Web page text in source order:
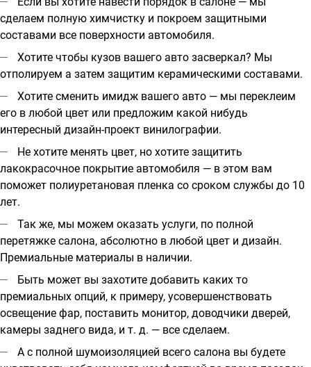
сделаем полную химчистку и покроем защитными
составами все поверхности автомобиля.
Хотите чтобы кузов вашего авто засверкал? Мы
отполируем а затем защитим керамическими составами.
Хотите сменить имидж вашего авто — мы переклеим
его в любой цвет или предложим какой нибудь
интересный дизайн-проект винилографии.
Не хотите менять цвет, но хотите защитить
лакокрасочное покрытие автомобиля — в этом вам
поможет полиуретановая пленка со сроком службы до 10
лет.
Так же, мы можем оказать услуги, по полной
перетяжке салона, абсолютно в любой цвет и дизайн.
Премиальные материалы в наличии.
Быть может вы захотите добавить каких то
премиальных опций, к примеру, усовершенствовать
освещение фар, поставить монитор, доводчики дверей,
камеры заднего вида, и т. д. — все сделаем.
А с полной шумоизоляцией всего салона вы будете